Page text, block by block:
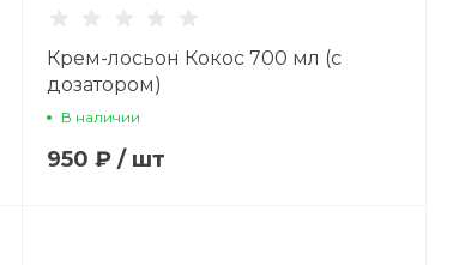
Крем-лосьон Кокос 700 мл (с
дозатором)
В наличии
950 ₽/ шт